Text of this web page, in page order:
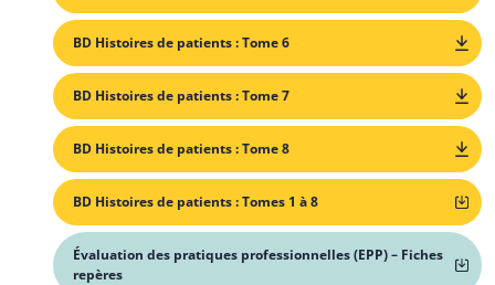
BD Histoires de patients : Tome 6
BD Histoires de patients : Tome 7
BD Histoires de patients : Tome 8
BD Histoires de patients : Tomes 1 à 8
Évaluation des pratiques professionnelles (EPP) – Fiches
repères